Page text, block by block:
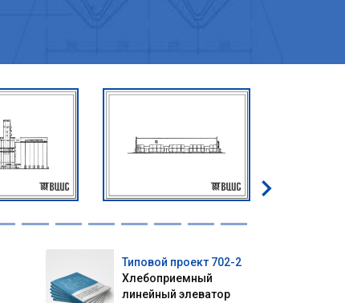
Типовой проект 702-2
Хлебоприемный
линейный элеватор